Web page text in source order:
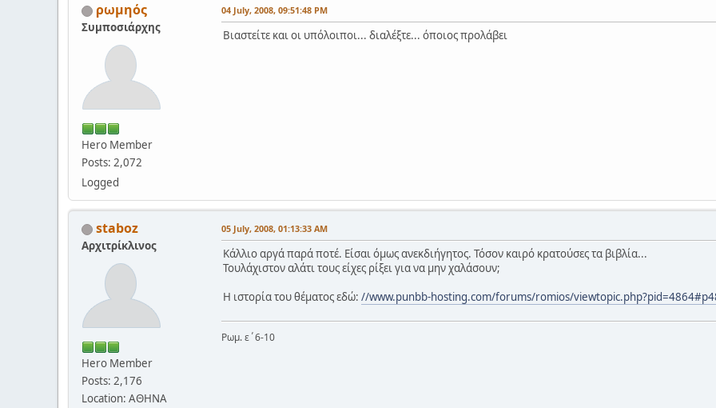
ρωμηός
Συμποσιάρχης
Hero Member
Posts: 2,072
Logged
04 July, 2008, 09:51:48 PM
Βιαστείτε και οι υπόλοιποι... διαλέξτε... όποιος προλάβει
staboz
Αρχιτρίκλινος
Hero Member
Posts: 2,176
Location: ΑΘΗΝΑ
05 July, 2008, 01:13:33 AM
Κάλλιο αργά παρά ποτέ. Είσαι όμως ανεκδιήγητος. Τόσον καιρό κρατούσες τα βιβλία...
Τουλάχιστον αλάτι τους είχες ρίξει για να μην χαλάσουν;
Η ιστορία του θέματος εδώ: //www.punbb-hosting.com/forums/romios/
Ρωμ. ε΄6-10